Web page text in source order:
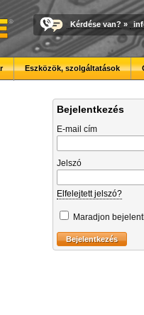
Kérdése van? »
Eszközök, szolgáltatások
Bejelentkezés
E-mail cím
Jelszó
Elfelejtett jelszó?
Maradjon